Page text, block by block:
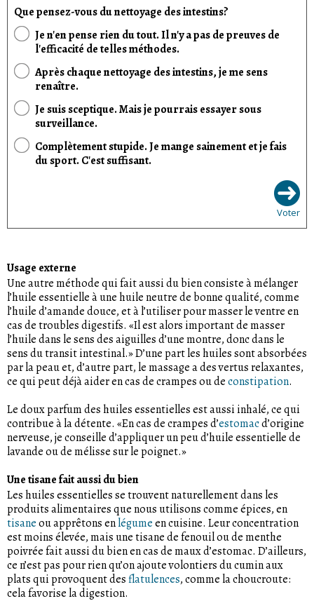
Que pensez-vous du nettoyage des intestins?
Je n'en pense rien du tout. Il n'y a pas de preuves de
l'efficacité de telles méthodes.
Après chaque nettoyage des intestins, je me sens
renaître.
Je suis sceptique. Mais je pourrais essayer sous
surveillance.
Complètement stupide. Je mange sainement et je fais
du sport. C'est suffisant.
Voter
Usage externe
Une autre méthode qui fait aussi du bien consiste à mélanger
l’huile essentielle à une huile neutre de bonne qualité, comme
l’huile d’amande douce, et à l’utiliser pour masser le ventre en
cas de troubles digestifs. «Il est alors important de masser
l’huile dans le sens des aiguilles d’une montre, donc dans le
sens du transit intestinal.» D’une part les huiles sont absorbées
par la peau et, d’autre part, le massage a des vertus relaxantes,
ce qui peut déjà aider en cas de crampes ou deconstipation.
Le doux parfum des huiles essentielles est aussi inhalé, ce qui
contribue à la détente. «En cas de crampes d’estomacd’origine
nerveuse, je conseille d’appliquer un peu d’huile essentielle de
lavande ou de mélisse sur le poignet.»
Une tisane fait aussi du bien
Les huiles essentielles se trouvent naturellement dans les
produits alimentaires que nous utilisons comme épices, en
tisaneou apprêtons enlégumeen cuisine. Leur concentration
est moins élevée, mais une tisane de fenouil ou de menthe
poivrée fait aussi du bien en cas de maux d’estomac. D’ailleurs,
ce n’est pas pour rien qu’on ajoute volontiers du cumin aux
plats qui provoquent desflatulences, comme la choucroute:
cela favorise la digestion.